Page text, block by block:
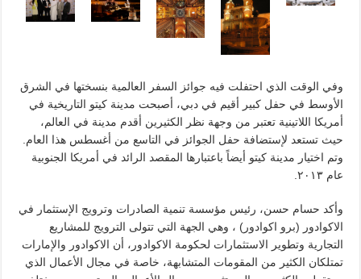
وفي الوقت الذي احتفلت فيه جوائز السفر العالمية بنسختها في الشرق
الأوسط في حفل كبير أقيم في دبي، أصبحت مدينة كيتو التاريخية في
أمريكا اللاتينية تعتبر من وجهة نظر الكثيرين أقدم مدينة في العالم،
حيث تستعد لإستضافة حفل الجوائز في التاسع من أغسطس هذا العام.
وتم اختيار مدينة كيتو أيضاً باعتبارها المقصد الرائد في أمريكا الجنوبية
عام ٢٠١٣.
وأكد حسام حسن، رئيس مؤسسة تنمية الصادرات وترويج الإستثمار في
الاكوادور (برو اكوادور) ، وهي الجهة التي تتولى الترويج للمشاريع
التجارية وتطوير الاستثمارات لحكومة الاكوادور، أن الاكوادور والإمارات
تمتلكان الكثير من المقومات المتشابهة، خاصة في مجال الأعمال الذي